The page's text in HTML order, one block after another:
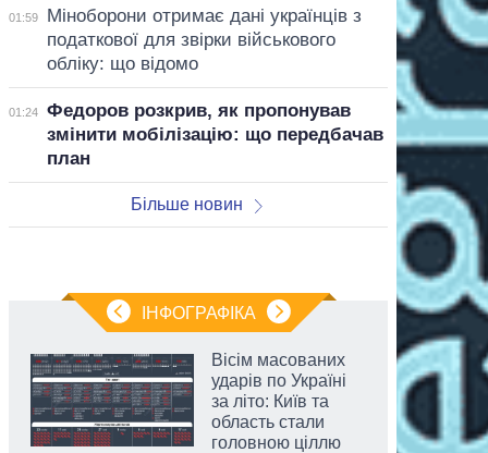
01:59
Міноборони отримає дані українців з
податкової для звірки військового
обліку: що відомо
01:24
Федоров розкрив, як пропонував
змінити мобілізацію: що передбачав
план
Більше новин
ІНФОГРАФІКА
Вісім масованих
ударів по Україні
за літо: Київ та
область стали
головною ціллю